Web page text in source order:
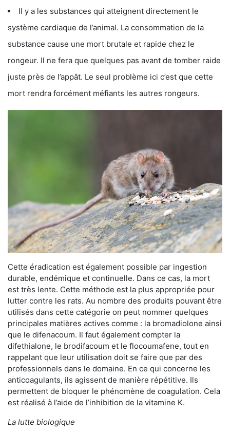
Il y a les substances qui atteignent directement le
système cardiaque de l’animal. La consommation de la
substance cause une mort brutale et rapide chez le
rongeur. Il ne fera que quelques pas avant de tomber raide
juste près de l’appât. Le seul problème ici c’est que cette
mort rendra forcément méfiants les autres rongeurs.
Cette éradication est également possible par ingestion
durable, endémique et continuelle. Dans ce cas, la mort
est très lente. Cette méthode est la plus appropriée pour
lutter contre les rats. Au nombre des produits pouvant être
utilisés dans cette catégorie on peut nommer quelques
principales matières actives comme : la bromadiolone ainsi
que le difenacoum. Il faut également compter la
difethialone, le brodifacoum et le flocoumafene, tout en
rappelant que leur utilisation doit se faire que par des
professionnels dans le domaine. En ce qui concerne les
anticoagulants, ils agissent de manière répétitive. Ils
permettent de bloquer le phénomène de coagulation. Cela
est réalisé à l’aide de l’inhibition de la vitamine K.
La lutte biologique